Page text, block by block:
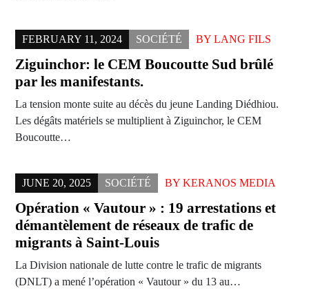
FEBRUARY 11, 2024 SOCIÉTÉ BY LANG FILS
Ziguinchor: le CEM Boucoutte Sud brûlé
par les manifestants.
La tension monte suite au décès du jeune Landing Diédhiou.
Les dégâts matériels se multiplient à Ziguinchor, le CEM
Boucoutte…
JUNE 20, 2025 SOCIÉTÉ BY KERANOS MEDIA
Opération « Vautour » : 19 arrestations et
démantèlement de réseaux de trafic de
migrants à Saint-Louis
La Division nationale de lutte contre le trafic de migrants
(DNLT) a mené l’opération « Vautour » du 13 au…